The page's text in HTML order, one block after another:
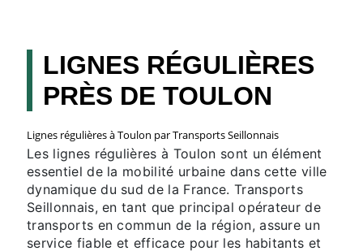
LIGNES RÉGULIÈRES
PRÈS DE TOULON
Lignes régulières à Toulon par Transports Seillonnais
Les lignes régulières à Toulon sont un élément
essentiel de la mobilité urbaine dans cette ville
dynamique du sud de la France. Transports
Seillonnais, en tant que principal opérateur de
transports en commun de la région, assure un
service fiable et efficace pour les habitants et